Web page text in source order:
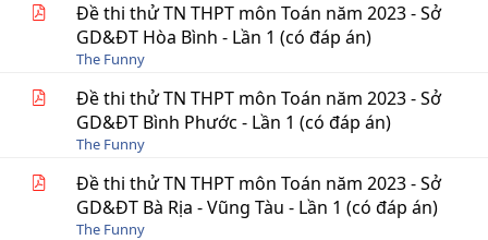
Đề thi thử TN THPT môn Toán năm 2023 - Sở
GD&ĐT Hòa Bình - Lần 1 (có đáp án)
The Funny
Đề thi thử TN THPT môn Toán năm 2023 - Sở
GD&ĐT Bình Phước - Lần 1 (có đáp án)
The Funny
Đề thi thử TN THPT môn Toán năm 2023 - Sở
GD&ĐT Bà Rịa - Vũng Tàu - Lần 1 (có đáp án)
The Funny